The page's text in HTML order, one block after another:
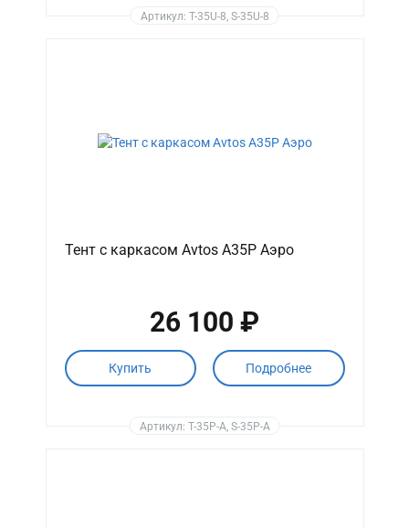
Артикул: T-35U-8, S-35U-8
Тент с каркасом Avtos A35P Аэро
26 100 ₽
Купить Подробнее
Артикул: T-35P-A, S-35P-A